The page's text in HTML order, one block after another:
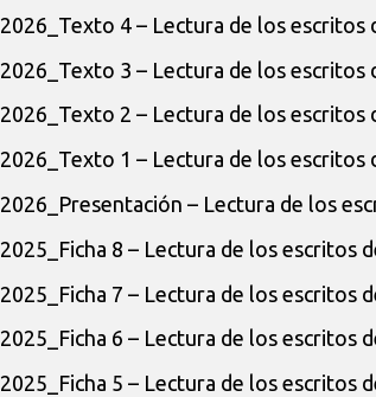
2026_Texto 4 – Lectura de los escritos
2026_Texto 3 – Lectura de los escritos
2026_Texto 2 – Lectura de los escritos
2026_Texto 1 – Lectura de los escritos
2026_Presentación – Lectura de los
2025_Ficha 8 – Lectura de los escritos
2025_Ficha 7 – Lectura de los escritos
2025_Ficha 6 – Lectura de los escritos
2025_Ficha 5 – Lectura de los escritos